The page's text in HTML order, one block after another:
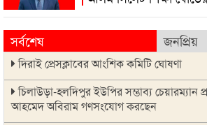
সর্বশেষ জনপ্রিয়
দিরাই প্রেসক্লাবের আংশিক কমিটি ঘোষণা
চিলাউড়া-হলদিপুর ইউপির সম্ভাব্য চেয়ারম্যান
আহমেদ অবিরাম গণসংযোগ করছেন